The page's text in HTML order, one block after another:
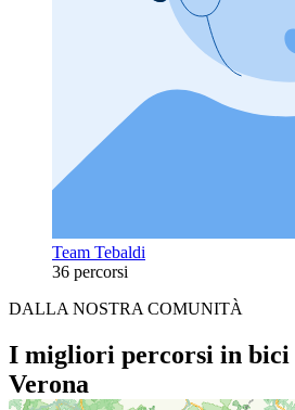
Team Tebaldi
36 percorsi
DALLA NOSTRA COMUNITÀ
I migliori percorsi in bici
Verona